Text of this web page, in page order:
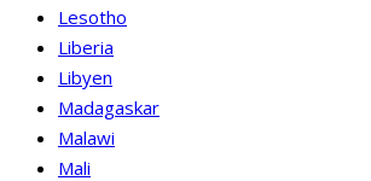
Lesotho
Liberia
Libyen
Madagaskar
Malawi
Mali